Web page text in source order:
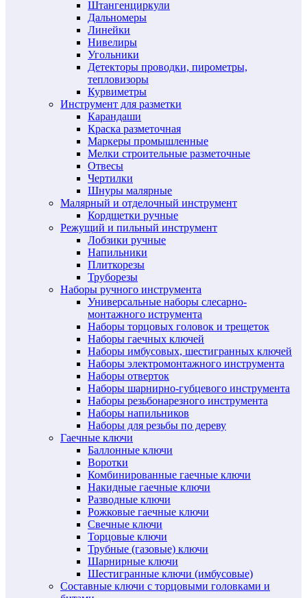
Штангенциркули
Дальномеры
Линейки
Нивелиры
Угольники
Детекторы проводки, пирометры,
тепловизоры
Курвиметры
Инструмент для разметки
Карандаши
Краска разметочная
Маркеры промышленные
Мелки строительные разметочные
Отвесы
Чертилки
Шнуры малярные
Малярный и отделочный инструмент
Кордщетки ручные
Режущий и пильный инструмент
Лобзики ручные
Напильники
Плиткорезы
Труборезы
Наборы ручного инструмента
Универсальные наборы слесарно-
монтажного иструмента
Наборы торцовых головок и трещеток
Наборы гаечных ключей
Наборы имбусовых, шестигранных ключей
Наборы электромонтажного инструмента
Наборы отверток
Наборы шарнирно-губцевого инструмента
Наборы резьбонарезного инструмента
Наборы напильников
Наборы для резьбы по дереву
Гаечные ключи
Баллонные ключи
Воротки
Комбинированные гаечные ключи
Накидные гаечные ключи
Разводные ключи
Рожковые гаечные ключи
Свечные ключи
Торцовые ключи
Трубные (газовые) ключи
Шарнирные ключи
Шестигранные ключи (имбусовые)
Составные ключи с торцовыми головками и